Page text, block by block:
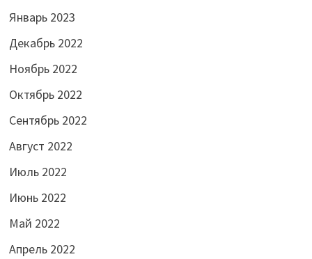
Январь 2023
Декабрь 2022
Ноябрь 2022
Октябрь 2022
Сентябрь 2022
Август 2022
Июль 2022
Июнь 2022
Май 2022
Апрель 2022